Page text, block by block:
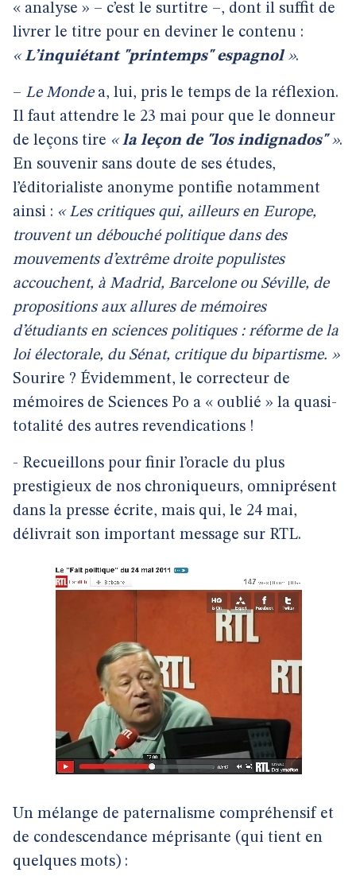
« analyse » – c’est le surtitre –, dont il suffit de
livrer le titre pour en deviner le contenu :
«L’inquiétant "printemps" espagnol».
– Le Mondea, lui, pris le temps de la réflexion.
Il faut attendre le 23 mai pour que le donneur
de leçons tire «la leçon de "los indignados"».
En souvenir sans doute de ses études,
l’éditorialiste anonyme pontifie notamment
ainsi : « Les critiques qui, ailleurs en Europe,
trouvent un débouché politique dans des
mouvements d’extrême droite populistes
accouchent, à Madrid, Barcelone ou Séville, de
propositions aux allures de mémoires
d’étudiants en sciences politiques : réforme de la
loi électorale, du Sénat, critique du bipartisme. »
Sourire ? Évidemment, le correcteur de
mémoires de Sciences Po a « oublié » la quasi-
totalité des autres revendications !
- Recueillons pour finir l’oracle du plus
prestigieux de nos chroniqueurs, omniprésent
dans la presse écrite, mais qui, le 24 mai,
délivrait son important message sur RTL.
Un mélange de paternalisme compréhensif et
de condescendance méprisante (qui tient en
quelques mots) :